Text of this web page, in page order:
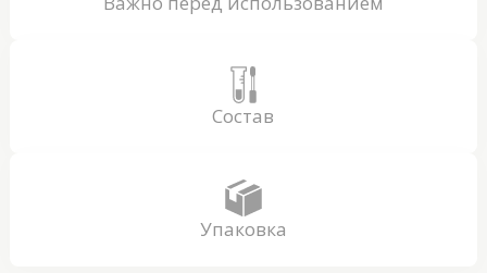
Состав
Упаковка